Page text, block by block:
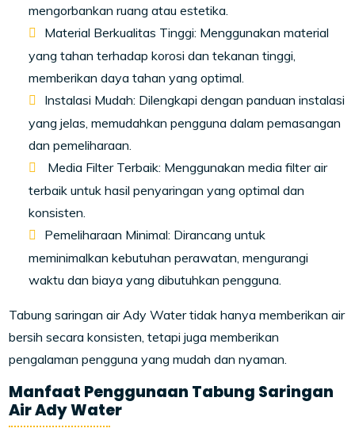
mengorbankan ruang atau estetika.
Material Berkualitas Tinggi: Menggunakan material
yang tahan terhadap korosi dan tekanan tinggi,
memberikan daya tahan yang optimal.
Instalasi Mudah: Dilengkapi dengan panduan instalasi
yang jelas, memudahkan pengguna dalam pemasangan
dan pemeliharaan.
Media Filter Terbaik: Menggunakan media filter air
terbaik untuk hasil penyaringan yang optimal dan
konsisten.
Pemeliharaan Minimal: Dirancang untuk
meminimalkan kebutuhan perawatan, mengurangi
waktu dan biaya yang dibutuhkan pengguna.
Tabung saringan air Ady Water tidak hanya memberikan air
bersih secara konsisten, tetapi juga memberikan
pengalaman pengguna yang mudah dan nyaman.
Manfaat Penggunaan Tabung Saringan
Air Ady Water